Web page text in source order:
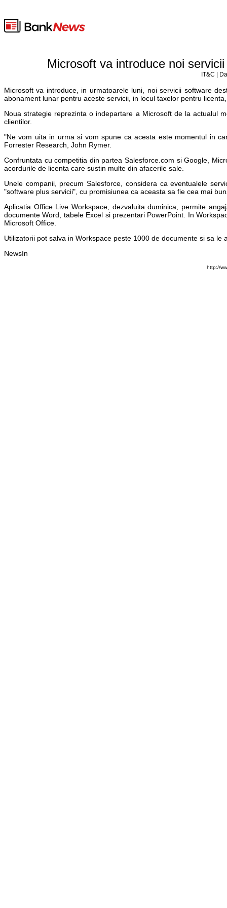
Microsoft va introduce noi
IT&C |
Microsoft va introduce, in urmatoarele luni, noi servicii software
abonament lunar pentru aceste servicii, in locul taxelor pentru
Noua strategie reprezinta o indepartare a Microsoft de la actualul
clientilor.
"Ne vom uita in urma si vom spune ca acesta este momentul in
Forrester Research, John Rymer.
Confruntata cu competitia din partea Salesforce.com si Google,
acordurile de licenta care sustin multe din afacerile sale.
Unele companii, precum Salesforce, considera ca eventualele
"software plus servicii", cu promisiunea ca aceasta sa fie cea mai
Aplicatia Office Live Workspace, dezvaluita duminica, permite
documente Word, tabele Excel si prezentari PowerPoint. In
Microsoft Office.
Utilizatorii pot salva in Workspace peste 1000 de documente si sa le
NewsIn
http://